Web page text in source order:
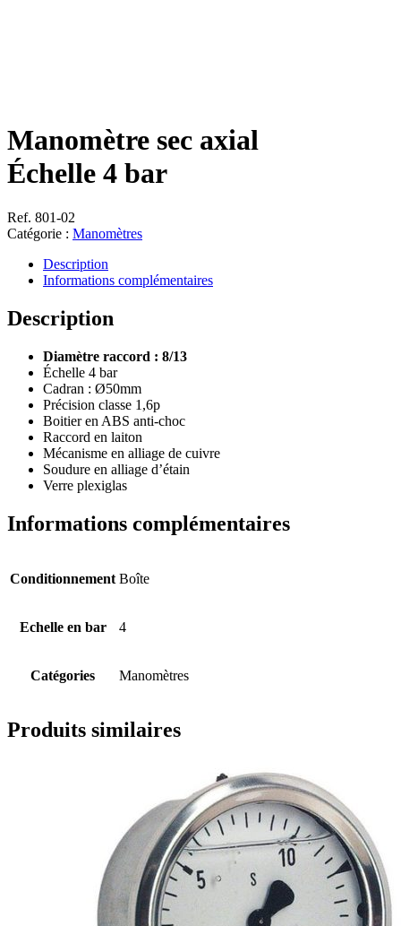
Manomètre sec axial
Échelle 4 bar
Ref. 801-02
Catégorie : Manomètres
Description
Informations complémentaires
Description
Diamètre raccord : 8/13
Échelle 4 bar
Cadran : Ø50mm
Précision classe 1,6p
Boitier en ABS anti-choc
Raccord en laiton
Mécanisme en alliage de cuivre
Soudure en alliage d’étain
Verre plexiglas
Informations complémentaires
Conditionnement Boîte
Echelle en bar 4
Catégories Manomètres
Produits similaires